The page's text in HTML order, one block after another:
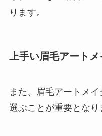
ります。
上手い眉毛アート
また、眉毛アートメ
選ぶことが重要となり